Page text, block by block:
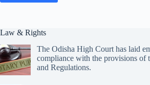
Law & Rights
The Odisha High Court has laid
compliance with the provisions of
and Regulations.